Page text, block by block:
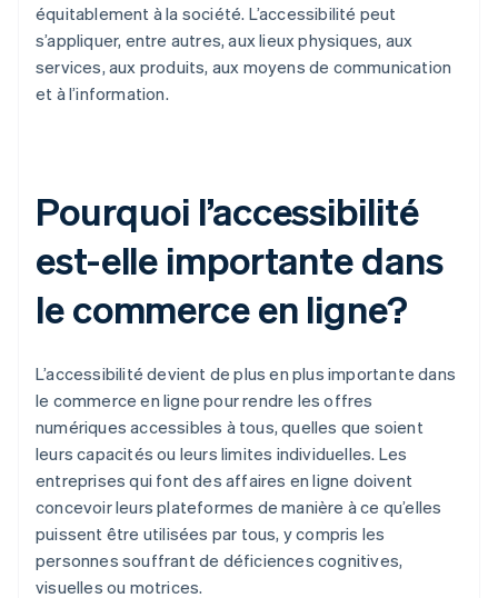
équitablement à la société. L’accessibilité peut
s’appliquer, entre autres, aux lieux physiques, aux
services, aux produits, aux moyens de communication
et à l’information.
Pourquoi l’accessibilité
est-elle importante dans
le commerce en ligne?
L’accessibilité devient de plus en plus importante dans
le commerce en ligne pour rendre les offres
numériques accessibles à tous, quelles que soient
leurs capacités ou leurs limites individuelles. Les
entreprises qui font des affaires en ligne doivent
concevoir leurs plateformes de manière à ce qu’elles
puissent être utilisées par tous, y compris les
personnes souffrant de déficiences cognitives,
visuelles ou motrices.